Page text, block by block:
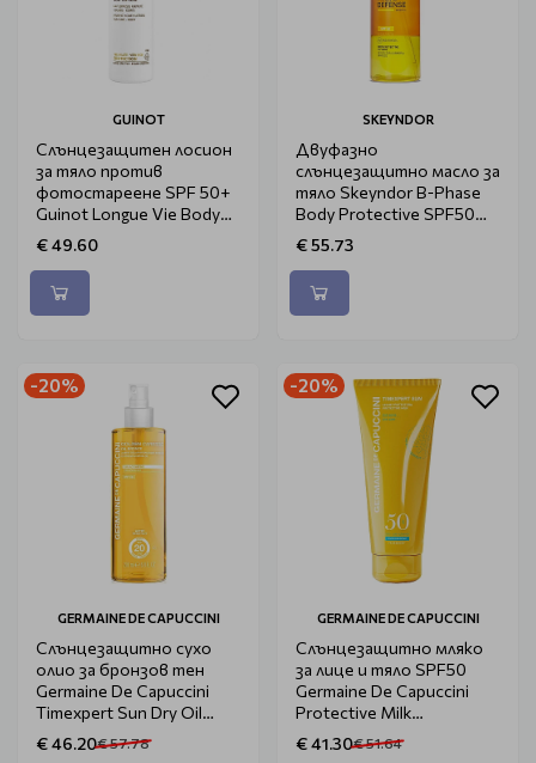
GUINOT
Слънцезащитен лосион
за тяло против
фотостареене SPF 50+
Guinot Longue Vie Body
Lotion 150ml
€ 49.60
SKEYNDOR
Двуфазно
слънцезащитно масло за
тяло Skeyndor B-Phase
Body Protective SPF50
200ml
€ 55.73
-20%
GERMAINE DE CAPUCCINI
Слънцезащитно сухо
олио за бронзов тен
Germaine De Capuccini
Timexpert Sun Dry Oil
Bronze 200ml
€ 46.20€ 57.78
-20%
GERMAINE DE CAPUCCINI
Слънцезащитно мляко
за лице и тяло SPF50
Germaine De Capuccini
Protective Milk
Body&Face 200ml
€ 41.30€ 51.64